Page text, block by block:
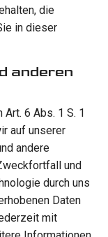
die
in dieser
anderen
6 Abs. 1 S. 1
auf unserer
andere
und
durch uns
Daten
mit